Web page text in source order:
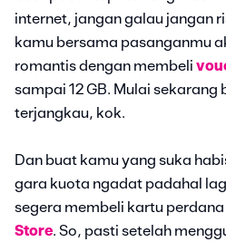
internet, jangan galau jangan
kamu bersama pasanganmu
romantis dengan membeli
sampai 12 GB. Mulai sekarang
terjangkau, kok.
Dan buat kamu yang suka
gara kuota ngadat padahal
segera membeli kartu perdana
Store. So, pasti setelah